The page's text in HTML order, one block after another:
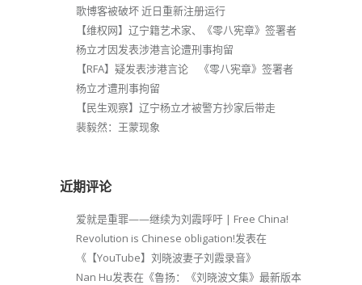
歌博客被破坏 近日重新注册运行
【维权网】辽宁籍艺术家、《零八宪章》签署者
杨立才因发表涉港言论遭刑事拘留
【RFA】疑发表涉港言论 《零八宪章》签署者
杨立才遭刑事拘留
【民生观察】辽宁杨立才被警方抄家后带走
裴毅然：王蒙现象
近期评论
爱就是重罪——继续为刘霞呼吁 | Free China!
Revolution is Chinese obligation!发表在
《 【YouTube】刘晓波妻子刘霞录音》
Nan Hu发表在《鲁扬：《刘晓波文集》最新版本